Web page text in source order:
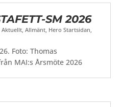
SM 2026
Aktuellt,Allmänt, Hero Startsidan,
Foto: Thomas
MAI:s Årsmöte 2026